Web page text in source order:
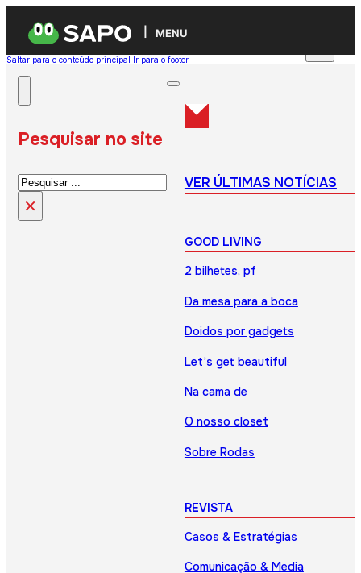
MENU
Saltar para o conteúdo principal Ir para o footer
Pesquisar no site
Pesquisar
×
VER ÚLTIMAS NOTÍCIAS
GOOD LIVING
2 bilhetes, pf
Da mesa para a boca
Doidos por gadgets
Let’s get beautiful
Na cama de
O nosso closet
Sobre Rodas
REVISTA
Casos & Estratégias
Comunicação & Media